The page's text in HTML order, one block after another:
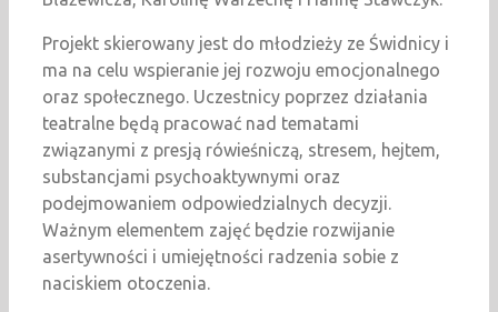
Projekt skierowany jest do młodzieży ze Świdnicy i
ma na celu wspieranie jej rozwoju emocjonalnego
oraz społecznego. Uczestnicy poprzez działania
teatralne będą pracować nad tematami
związanymi z presją rówieśniczą, stresem, hejtem,
substancjami psychoaktywnymi oraz
podejmowaniem odpowiedzialnych decyzji.
Ważnym elementem zajęć będzie rozwijanie
asertywności i umiejętności radzenia sobie z
naciskiem otoczenia.